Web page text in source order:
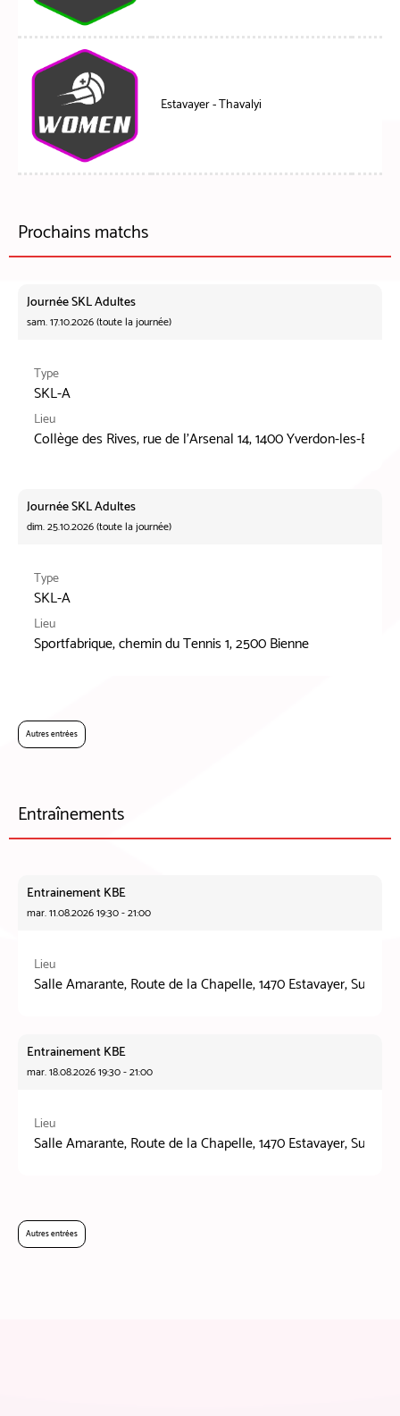
Estavayer - Thavalyi
Prochains matchs
Journée SKL Adultes
sam. 17.10.2026 (toute la journée)
Type
SKL-A
Lieu
Collège des Rives, rue de l'Arsenal 14, 1400 Yverdon-les-Bains
Journée SKL Adultes
dim. 25.10.2026 (toute la journée)
Type
SKL-A
Lieu
Sportfabrique, chemin du Tennis 1, 2500 Bienne
Autres entrées
Entraînements
Entrainement KBE
mar. 11.08.2026 19:30 - 21:00
Lieu
Salle Amarante, Route de la Chapelle, 1470 Estavayer, Suisse
Entrainement KBE
mar. 18.08.2026 19:30 - 21:00
Lieu
Salle Amarante, Route de la Chapelle, 1470 Estavayer, Suisse
Autres entrées